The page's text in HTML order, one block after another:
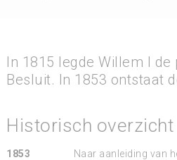
In 1815 legde Willem I
Besluit. In 1853 ontstaat
Historisch overzicht
1853
Naar aanleiding van